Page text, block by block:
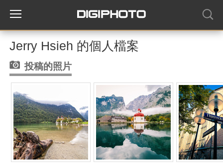
Jerry Hsieh 的個人檔案
投稿的照片